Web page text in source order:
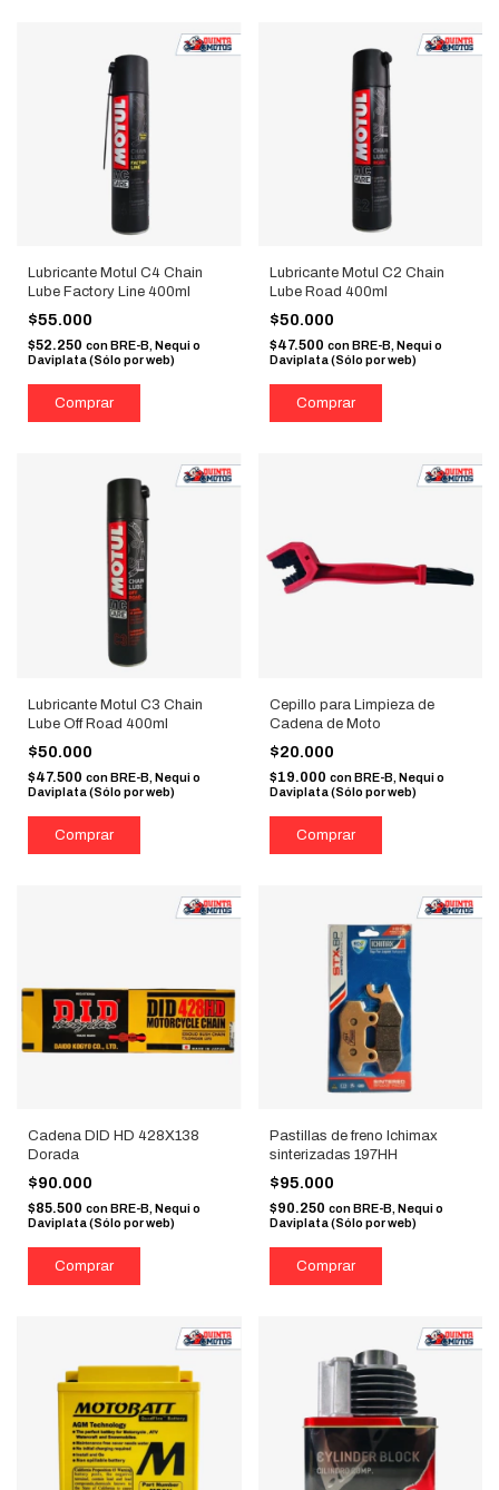
Lubricante Motul C4 Chain
Lube Factory Line 400ml
$55.000
$52.250 con BRE-B, Nequi o
Daviplata (Sólo por web)
Lubricante Motul C2 Chain
Lube Road 400ml
$50.000
$47.500 con BRE-B, Nequi o
Daviplata (Sólo por web)
Lubricante Motul C3 Chain
Lube Off Road 400ml
$50.000
$47.500 conBRE-B, Nequi o
Daviplata (Sólo por web)
Cepillo para Limpieza de
Cadena de Moto
$20.000
$19.000 con BRE-B, Nequi o
Daviplata (Sólo por web)
Cadena DID HD 428X138
Dorada
$90.000
$85.500 con BRE-B, Nequi o
Daviplata (Sólo por web)
Pastillas de freno Ichimax
sinterizadas 197HH
$95.000
$90.250 con BRE-B, Nequi o
Daviplata (Sólo por web)